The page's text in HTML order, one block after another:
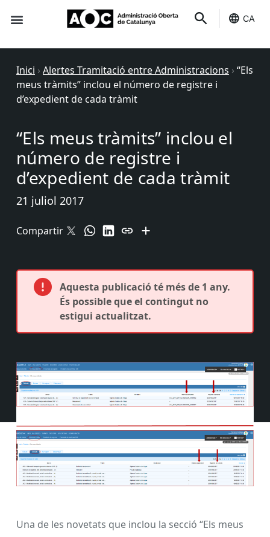
CA
Inici › Alertes Tramitació entre Administracions › “Els
meus tràmits” inclou el número de registre i
d’expedient de cada tràmit
“Els meus tràmits” inclou el
número de registre i
d’expedient de cada tràmit
21 juliol 2017
Compartir
Aquesta publicació té més de 1 any.
És possible que el contingut no
estigui actualitzat.
Una de les novetats que inclou la secció “Els meus